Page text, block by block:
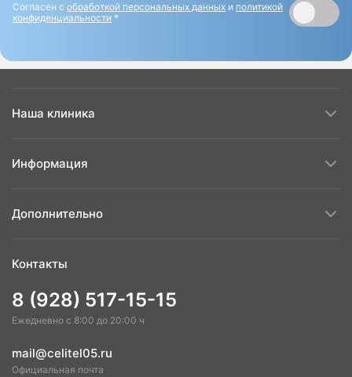
Согласен с обработкой персональных данных и политикой
конфиденциальности *
Наша клиника
Информация
Дополнительно
Контакты
8 (928) 517-15-15
Ежедневно с 8:00 до 20:00 ч
mail@celitel05.ru
Официальная почта